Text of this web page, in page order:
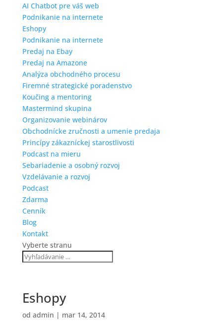
AI Chatbot pre váš web
Podnikanie na internete
Eshopy
Podnikanie na internete
Predaj na Ebay
Predaj na Amazone
Analýza obchodného procesu
Firemné strategické poradenstvo
Koučing a mentoring
Mastermind skupina
Organizovanie webinárov
Obchodnícke zručnosti a umenie predaja
Princípy zákazníckej starostlivosti
Podcast na mieru
Sebariadenie a osobný rozvoj
Vzdelávanie a rozvoj
Podcast
Zdarma
Cenník
Blog
Kontakt
Vyberte stranu
Eshopy
od admin | mar 14, 2014